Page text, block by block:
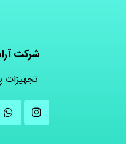
شرکت
تجهیزات